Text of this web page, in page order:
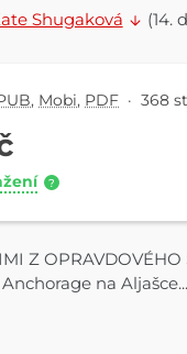
Shugaková (14.
, Mobi, PDF · 368
?
Z
na Aljašce...